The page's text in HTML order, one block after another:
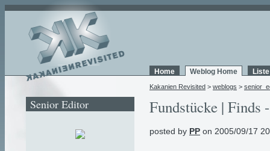
Home Weblog Home
Kakanien Revisited > weblogs >
Fundstücke | Finds
posted by PP on 2005/09/17
Senior Editor